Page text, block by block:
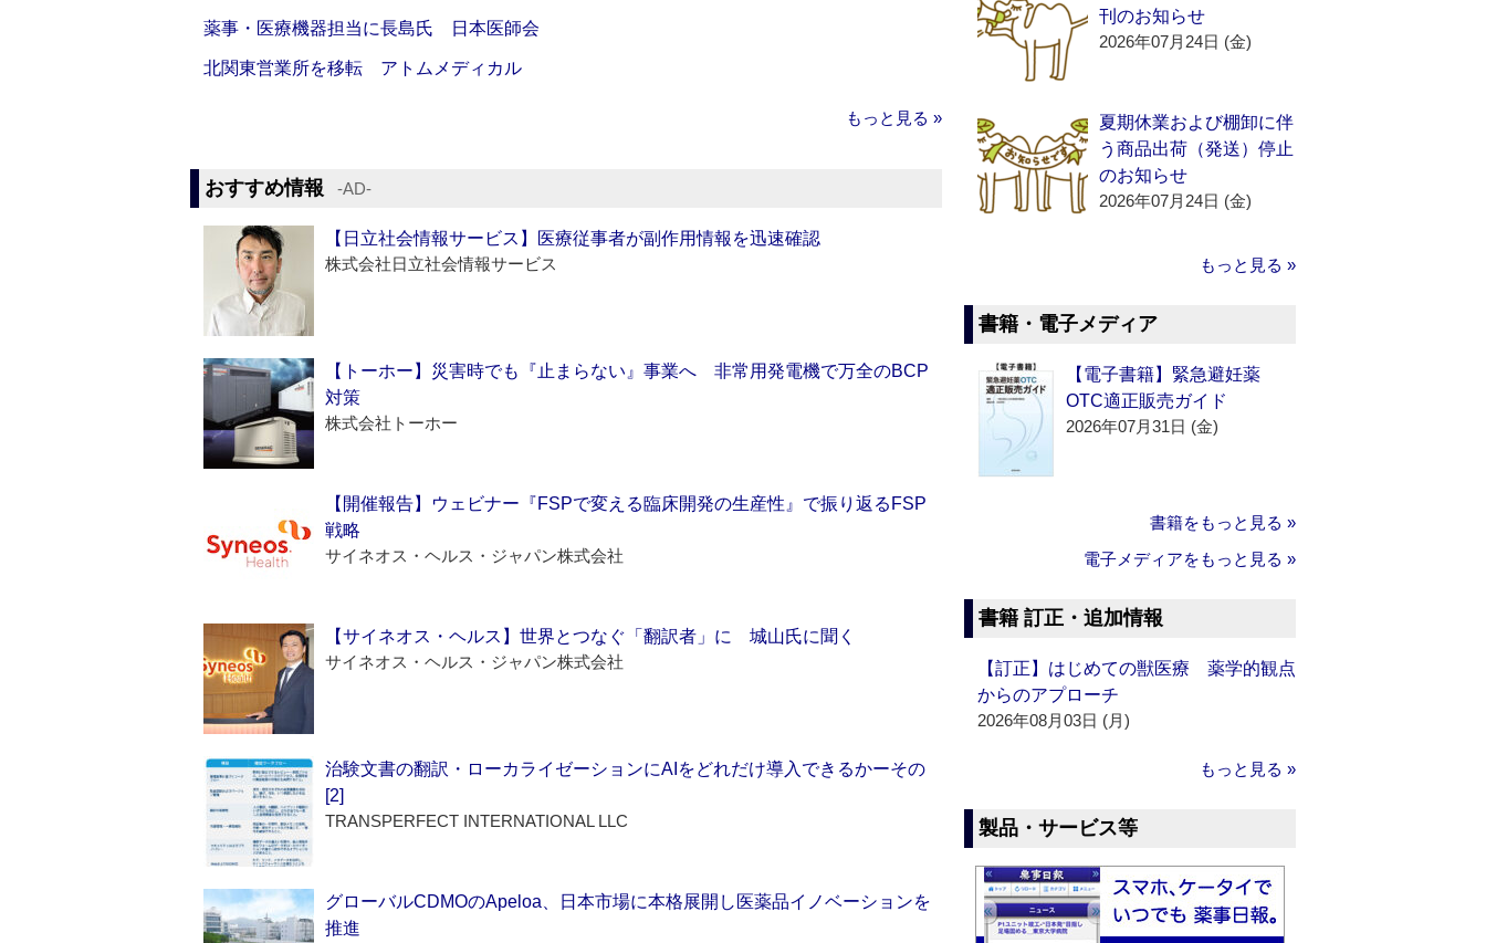
薬事・医療機器担当に長島氏 日本医師会
北関東営業所を移転 アトムメディカル
もっと見る »
おすすめ情報 ‐AD‐
【日立社会情報サービス】医療従事者が副作用情報を迅速確認
株式会社日立社会情報サービス
【トーホー】災害時でも『止まらない』事業へ 非常用発電機で万全のBCP
対策
株式会社トーホー
【開催報告】ウェビナー『FSPで変える臨床開発の生産性』で振り返るFSP
戦略
サイネオス・ヘルス・ジャパン株式会社
【サイネオス・ヘルス】世界とつなぐ「翻訳者」に 城山氏に聞く
サイネオス・ヘルス・ジャパン株式会社
治験文書の翻訳・ローカライゼーションにAIをどれだけ導入できるかーその
[2]
TRANSPERFECT INTERNATIONAL LLC
グローバルCDMOのApeloa、日本市場に本格展開し医薬品イノベーションを
推進
刊のお知らせ
2026年07月24日 (金)
夏期休業および棚卸に伴
う商品出荷（発送）停止
のお知らせ
2026年07月24日 (金)
もっと見る »
書籍・電子メディア
【電子書籍】緊急避妊薬
OTC適正販売ガイド
2026年07月31日 (金)
書籍をもっと見る »
電子メディアをもっと見る »
書籍 訂正・追加情報
【訂正】はじめての獣医療 薬学的観点
からのアプローチ
2026年08月03日 (月)
もっと見る »
製品・サービス等